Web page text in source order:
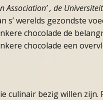
Association’ , de
s’ werelds gezondste
chocolade de
chocolade een
culinair bezig willen